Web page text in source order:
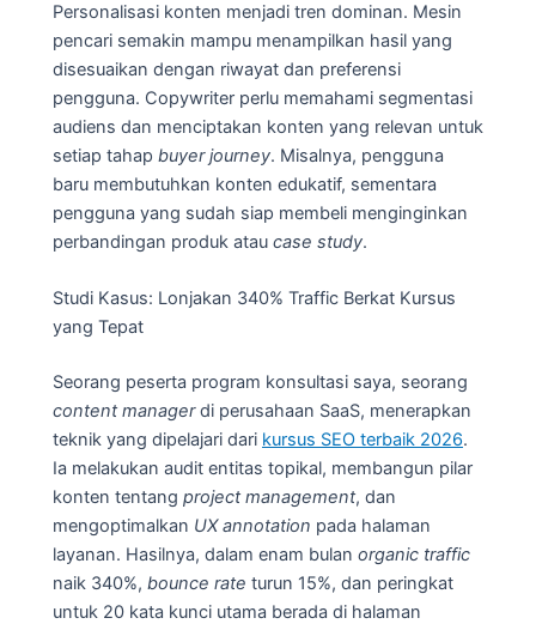
Personalisasi konten menjadi tren dominan. Mesin
pencari semakin mampu menampilkan hasil yang
disesuaikan dengan riwayat dan preferensi
pengguna. Copywriter perlu memahami segmentasi
audiens dan menciptakan konten yang relevan untuk
setiap tahap buyer journey. Misalnya, pengguna
baru membutuhkan konten edukatif, sementara
pengguna yang sudah siap membeli menginginkan
perbandingan produk atau case study.
Studi Kasus: Lonjakan 340% Traffic Berkat Kursus
yang Tepat
Seorang peserta program konsultasi saya, seorang
content managerdi perusahaan SaaS, menerapkan
teknik yang dipelajari dari kursus SEO terbaik 2026.
Ia melakukan audit entitas topikal, membangun pilar
konten tentang project management, dan
mengoptimalkan UX annotation pada halaman
layanan. Hasilnya, dalam enam bulan organic traffic
naik 340%, bounce rate turun 15%, dan peringkat
untuk 20 kata kunci utama berada di halaman